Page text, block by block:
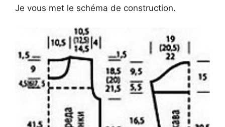
Je vous met le schéma de construction.